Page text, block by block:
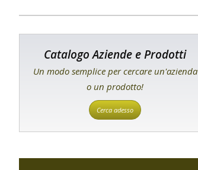
Catalogo Aziende e Prodotti
Un modo semplice per cercare un'azienda
o un prodotto!
Cerca adesso